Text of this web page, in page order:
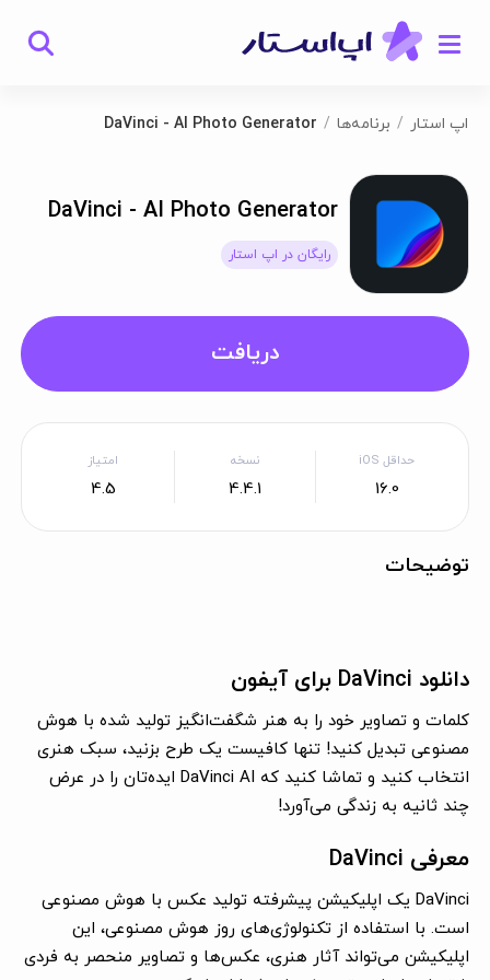
اپ استار برنامه‌ها DaVinci - AI Photo Generator
DaVinci - AI Photo Generator
رایگان در اپ استار
دریافت
حداقل iOS
16.0
نسخه
4.4.1
امتیاز
4.5
توضیحات
دانلود DaVinci برای آیفون
کلمات و تصاویر خود را به هنر شگفت‌انگیز تولید شده با هوش
مصنوعی تبدیل کنید! تنها کافیست یک طرح بزنید، سبک هنری
انتخاب کنید و تماشا کنید که DaVinci AI ایده‌تان را در عرض
چند ثانیه به زندگی می‌آورد!
معرفی DaVinci
DaVinci یک اپلیکیشن پیشرفته تولید عکس با هوش مصنوعی
است. با استفاده از تکنولوژی‌های روز هوش مصنوعی، این
اپلیکیشن می‌تواند آثار هنری، عکس‌ها و تصاویر منحصر به فردی